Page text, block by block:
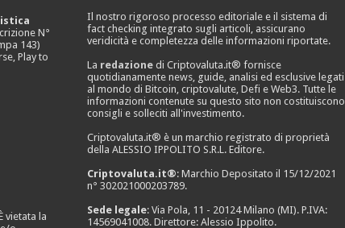
N°
143)
Play to
vietata la
Il nostro rigoroso processo editoriale e il sistema di
fact checking integrato sugli articoli, assicurano
veridicità e completezza delle informazioni riportate.
La redazionedi Criptovaluta.it® fornisce
quotidianamente news, guide, analisi ed esclusive legati
al mondo di Bitcoin, criptovalute, Defi e Web3. Tutte le
informazioni contenute su questo sito non costituiscono
consigli e solleciti all'investimento.
Criptovaluta.it® è un marchio registrato di proprietà
della ALESSIO IPPOLITO S.R.L. Editore.
Criptovaluta.it®: Marchio Depositato il 15/12/2021
n° 302021000203789.
Sede legale: Via Pola, 11 - 20124 Milano (MI). P.IVA:
14569041008. Direttore: Alessio Ippolito.